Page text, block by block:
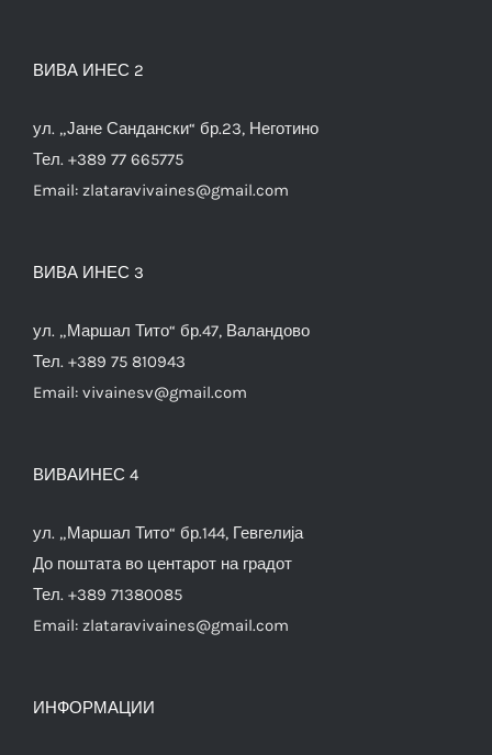
ВИВА ИНЕС 2
ул. „Јане Сандански“ бр.23, Неготино
Тел. +389 77 665775
Email: zlataravivaines@gmail.com
ВИВА ИНЕС 3
ул. „Маршал Тито“ бр.47, Валандово
Тел. +389 75 810943
Email: vivainesv@gmail.com
ВИВАИНЕС 4
ул. „Маршал Тито“ бр.144, Гевгелија
До поштата во центарот на градот
Тел. +389 71380085
Email: zlataravivaines@gmail.com
ИНФОРМАЦИИ